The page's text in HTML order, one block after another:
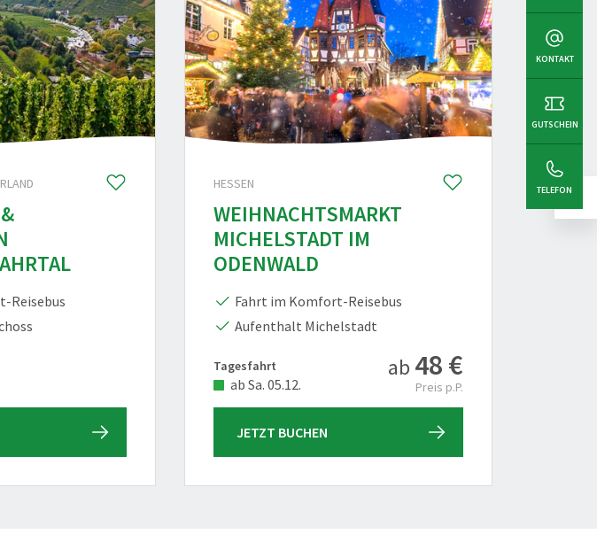
Reisebus
HESSEN
WEIHNACHTSMARKT
MICHELSTADT IM
ODENWALD
Fahrt im Komfort-Reisebus
Aufenthalt Michelstadt
Tagesfahrt
ab Sa. 05.12.
ab 48 €
Preis p.P.
JETZT BUCHEN
KONTAKT
GUTSCHEIN
TELEFON